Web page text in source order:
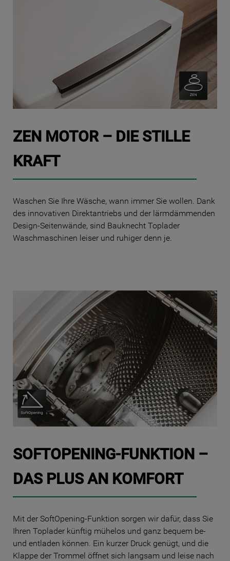
ZEN MOTOR – DIE STILLE
KRAFT
Waschen Sie Ihre Wäsche, wann immer Sie wollen. Dank
des innovativen Direktantriebs und der lärmdämmenden
Design-Seitenwände, sind Bauknecht Toplader
Waschmaschinen leiser und ruhiger denn je.
SOFTOPENING-FUNKTION –
DAS PLUS AN KOMFORT
Mit der SoftOpening-Funktion sorgen wir dafür, dass Sie
Ihren Toplader künftig mühelos und ganz bequem be-
und entladen können. Ein kurzer Druck genügt, und die
Klappe der Trommel öffnet sich langsam und leise nach